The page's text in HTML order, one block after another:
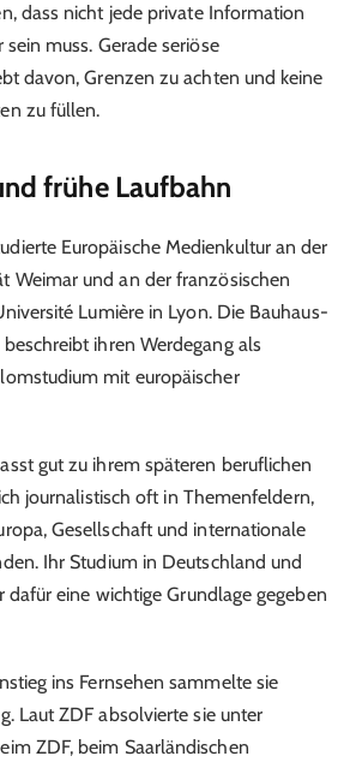
dass nicht jede private Information
muss. Gerade seriöse
davon, Grenzen zu achten und keine
zu füllen.
frühe Laufbahn
Europäische Medienkultur an der
Weimar und an der französischen
Lumière in Lyon. Die Bauhaus-
ihren Werdegang als
mit europäischer
gut zu ihrem späteren beruflichen
journalistisch oft in Themenfeldern,
Gesellschaft und internationale
Ihr Studium in Deutschland und
dafür eine wichtige Grundlage gegeben
ins Fernsehen sammelte sie
Laut ZDF absolvierte sie unter
ZDF, beim Saarländischen